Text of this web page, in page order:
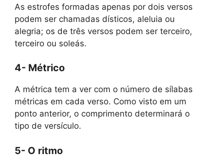
As estrofes formadas apenas por dois versos
podem ser chamadas dísticos, aleluia ou
alegria; os de três versos podem ser terceiro,
terceiro ou soleás.
4- Métrico
A métrica tem a ver com o número de sílabas
métricas em cada verso. Como visto em um
ponto anterior, o comprimento determinará o
tipo de versículo.
5- O ritmo